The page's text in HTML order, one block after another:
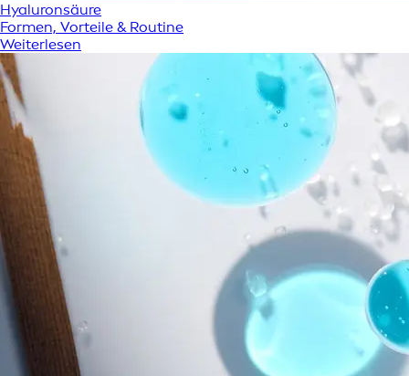
Hyaluronsäure
Formen, Vorteile & Routine
Weiterlesen